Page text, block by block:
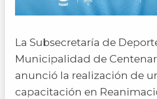
La Subsecretaría de
Municipalidad de
anunció la realización de
capacitación en